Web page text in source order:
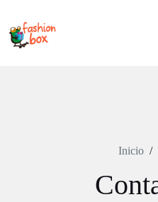
contenido
Inicio /